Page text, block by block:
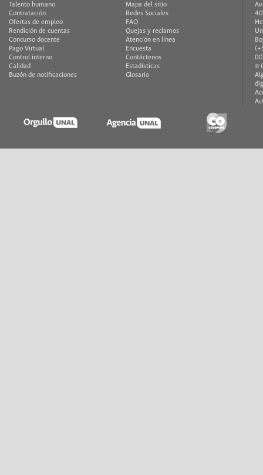
Talento humano
Contratación
Ofertas de empleo
Rendición de cuentas
Concurso docente
Pago Virtual
Control interno
Calidad
Buzón de notificaciones
Mapa del sitio
Redes Sociales
FAQ
Quejas y reclamos
Atención en línea
Encuesta
Contáctenos
Estadísticas
Glosario
©